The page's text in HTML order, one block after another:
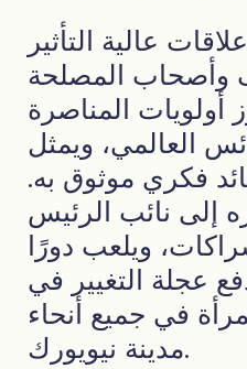
عالية التأثير
وأصحاب المصلحة
أولويات المناصرة
العالمي، ويمثل
فكري موثوق به.
إلى نائب الرئيس
ويلعب دورًا
عجلة التغيير في
في جميع أنحاء
مدينة نيويورك.